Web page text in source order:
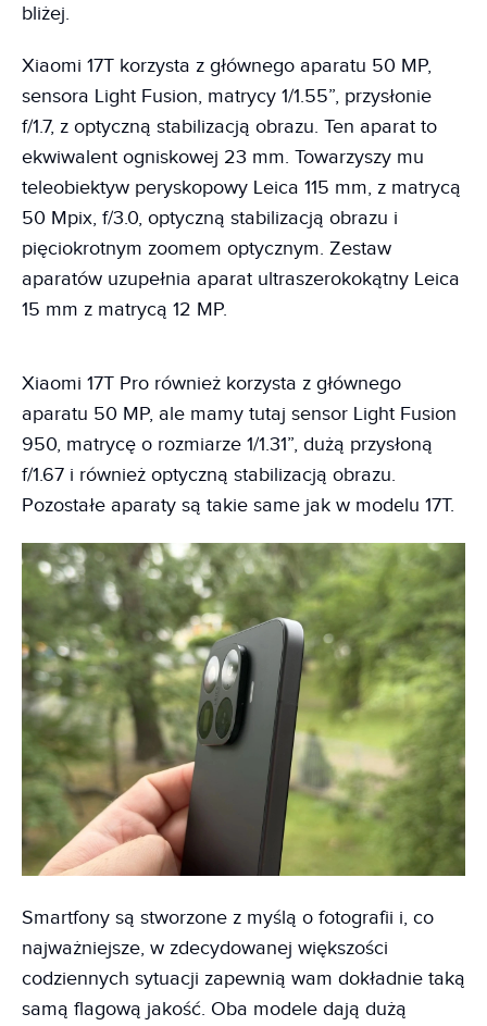
bliżej.
Xiaomi 17T korzysta z głównego aparatu 50 MP,
sensora Light Fusion, matrycy 1/1.55”, przysłonie
f/1.7, z optyczną stabilizacją obrazu. Ten aparat to
ekwiwalent ogniskowej 23 mm. Towarzyszy mu
teleobiektyw peryskopowy Leica 115 mm, z matrycą
50 Mpix, f/3.0, optyczną stabilizacją obrazu i
pięciokrotnym zoomem optycznym. Zestaw
aparatów uzupełnia aparat ultraszerokokątny Leica
15 mm z matrycą 12 MP.
Xiaomi 17T Pro również korzysta z głównego
aparatu 50 MP, ale mamy tutaj sensor Light Fusion
950, matrycę o rozmiarze 1/1.31”, dużą przysłoną
f/1.67 i również optyczną stabilizacją obrazu.
Pozostałe aparaty są takie same jak w modelu 17T.
Smartfony są stworzone z myślą o fotografii i, co
najważniejsze, w zdecydowanej większości
codziennych sytuacji zapewnią wam dokładnie taką
samą flagową jakość. Oba modele dają dużą